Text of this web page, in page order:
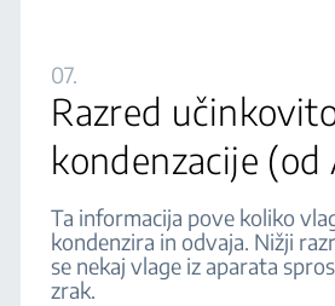
07.
Razred
kondenzacije (od
Ta informacija pove koliko
kondenzira in odvaja. Nižji
se nekaj vlage iz aparata
zrak.